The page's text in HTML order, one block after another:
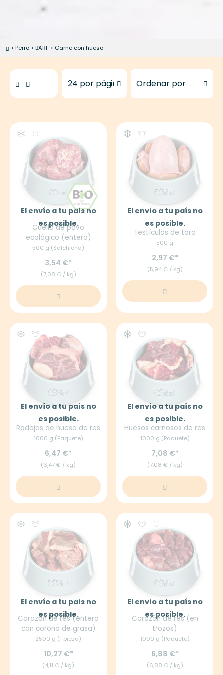
> Perro > BARF > Carne con hueso
Productos para mostrarOrdenar productos por
El envío a tu país no
es posible.
Cuello de pavo
ecológico (entero)
500 g (Salchicha)
3,54 €
(7,08 € / kg)
El envío a tu país no
es posible.
Testículos de toro
500 g
2,97 €
(5,94 € / kg)
El envío a tu país no
es posible.
Rodajas de hueso de res
1000 g (Paquete)
6,47 €
(6,47 € / kg)
El envío a tu país no
es posible.
Huesos carnosos de res
1000 g (Paquete)
7,08 €
(7,08 € / kg)
El envío a tu país no
es posible.
Corazón de res (entero
con corona de grasa)
2500 g (1 pieza)
10,27 €
(4,11 € / kg)
El envío a tu país no
es posible.
Corazón de res (en
trozos)
1000 g (Paquete)
6,88 €
(6,88 € / kg)